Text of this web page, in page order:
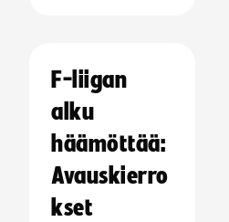
F-liigan
alku
häämöttää:
Avauskierro
kset